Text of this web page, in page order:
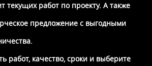
текущих работ по проекту. А также
предложение с выгодными
работ, качество, сроки и выберите